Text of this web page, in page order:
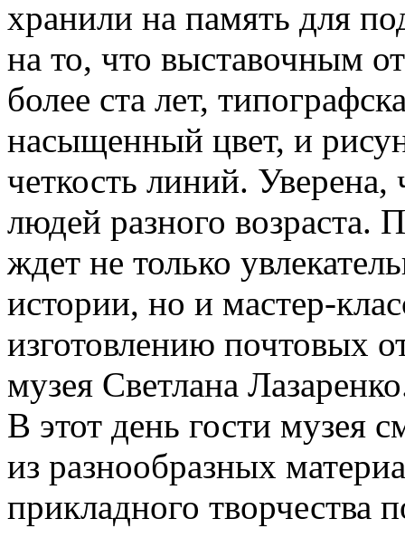
хранили на память для
на то, что выставочным
более ста лет,
насыщенный цвет, и
четкость линий. Уверена,
людей разного возраста.
ждет не только
истории, но и мастер-
изготовлению почтовых
музея Светлана
В этот день гости музея
из разнообразных
прикладного творчества